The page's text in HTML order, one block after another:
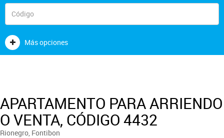
Más opciones
APARTAMENTO PARA ARRIENDO
O VENTA, CÓDIGO 4432
Rionegro, Fontibon